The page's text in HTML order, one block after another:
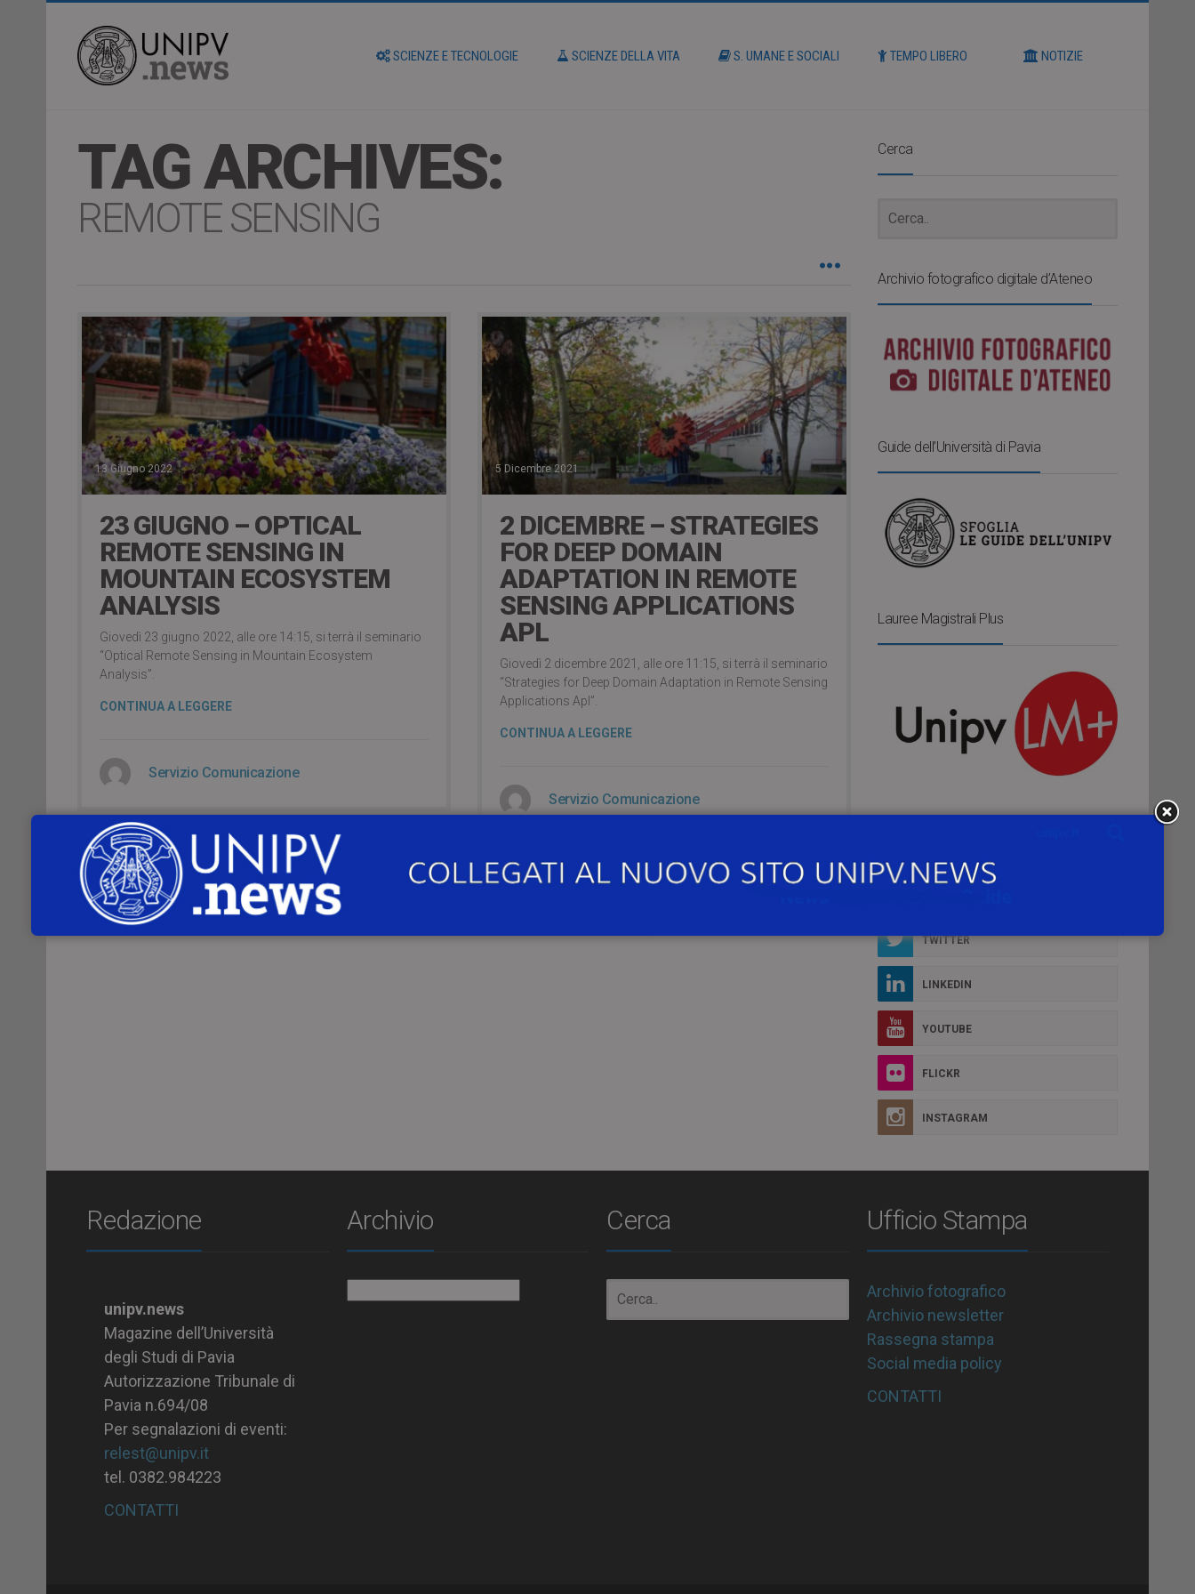
SCIENZE E TECNOLOGIE SCIENZE DELLA VITA S. UMANE E SOCIALI TEMPO LIBERO NOTIZIE
TAG ARCHIVES:
REMOTE SENSING
13 Giugno 2022
23 GIUGNO – OPTICAL
REMOTE SENSING IN
MOUNTAIN ECOSYSTEM
ANALYSIS
Giovedì 23 giugno 2022, alle ore 14:15, si terrà il seminario
“Optical Remote Sensing in Mountain Ecosystem
Analysis”.
CONTINUA A LEGGERE
Servizio Comunicazione
5 Dicembre 2021
2 DICEMBRE – STRATEGIES
FOR DEEP DOMAIN
ADAPTATION IN REMOTE
SENSING APPLICATIONS
APL
Giovedì 2 dicembre 2021, alle ore 11:15, si terrà il seminario
“Strategies for Deep Domain Adaptation in Remote Sensing
Applications Apl”.
CONTINUA A LEGGERE
Servizio Comunicazione
LOAD MORE
Cerca
Archivio fotografico digitale d’Ateneo
Guide dell’Università di Pavia
Lauree Magistrali Plus
TWITTER
LINKEDIN
YOUTUBE
FLICKR
INSTAGRAM
Redazione
unipv.news
Magazine dell’Università
degli Studi di Pavia
Autorizzazione Tribunale di
Pavia n.694/08
Per segnalazioni di eventi:
relest@unipv.it
tel. 0382.984223
CONTATTI
Archivio Cerca Ufficio Stampa
Archivio fotografico
Archivio newsletter
Rassegna stampa
Social media policy
CONTATTI